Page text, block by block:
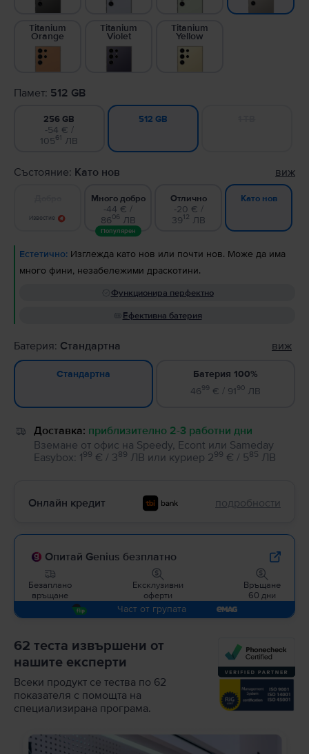
Titanium
Orange
Titanium
Violet
Titanium
Yellow
Памет: 512 GB
256 GB
-54 € /
10561 ЛВ
512 GB
Състояние: Като нов виж
Известие
Много добро
-44 € /
8606ЛВ
Популярен
Отлично
-20 € /
3912 ЛВ
Като нов
Естетично: Изглежда като нов или почти нов. Може да има
много фини, незабележими драскотини.
Функционира перфектно
Ефективна батерия
Батерия: Стандартна виж
Стандартна
Батерия 100%
4699 € / 9190 ЛВ
Доставка: приблизително 2-3 работни дни
Вземане от офис на Speedy, Econt или Sameday
Easybox: 199 € / 389 ЛВ или куриер 299 € / 585 ЛВ
Онлайн кредит подробности
Опитай Genius безплатно
Безаплано
връщане
Ексклузивни
оферти
Връщане
60 дни
Част от групата
62 теста извършени от
нашите експерти
Всеки продукт се тества по 62
показателя с помощта на
специализирана програма.